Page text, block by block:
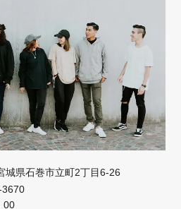
城県石巻市立町2丁目6-26
3670
00